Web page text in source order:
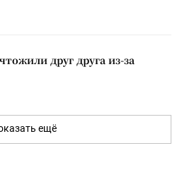
друг друга из-за
ещё